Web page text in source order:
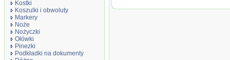
Kostki
Koszulki i obwoluty
Markery
Noże
Nożyczki
Ołówki
Pinezki
Podkładki na dokumenty
Okładki do